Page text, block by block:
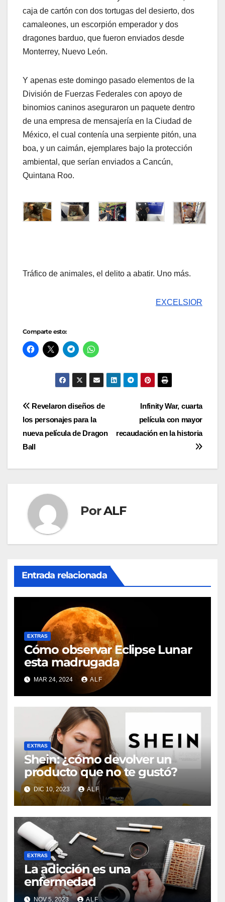
caja de cartón con dos tortugas del desierto, dos
camaleones, un escorpión emperador y dos
dragones barduo, que fueron enviados desde
Monterrey, Nuevo León.
Y apenas este domingo pasado elementos de la
División de Fuerzas Federales con apoyo de
binomios caninos aseguraron un paquete dentro
de una empresa de mensajería en la Ciudad de
México, el cual contenía una serpiente pitón, una
boa, y un caimán, ejemplares bajo la protección
ambiental, que serían enviados a Cancún,
Quintana Roo.
Tráfico de animales, el delito a abatir. Uno más.
EXCELSIOR
Comparte esto:
Navegación
de
entradas
Infinity War, cuarta
película con mayor
recaudación en la historia
Revelaron diseños de
los personajes para la
nueva película de Dragon
Ball
PorALF
Entrada relacionada
EXTRAS
Cómo observar Eclipse Lunar
esta madrugada
MAR 24, 2024 ALF
EXTRAS
Shein: ¿cómo devolver un
producto que no te gustó?
DIC 10, 2023 ALF
EXTRAS
La adicción es una
enfermedad
NOV 5, 2023 ALF